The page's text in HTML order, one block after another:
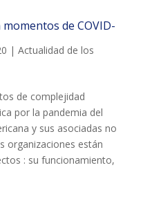
de COVID-
| Actualidad de los
de complejidad
por la pandemia del
y sus asociadas no
organizaciones están
: su funcionamiento,
I JOVES